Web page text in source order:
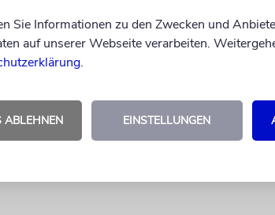
Als Hauptverantwortlicher
betroffenen
Walter Homolka zum
Sie Informationen zu den Zwecken und
auf unserer Webseite verarbeiten.
.
ABLEHNEN EINSTELLUNGEN